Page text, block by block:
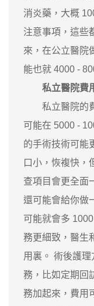
消炎藥，大概
注意事項，這些
來，在公立醫院
能也就 4000 -
私立醫院費
私立醫院的費
可能在 5000 -
的手術技術可能
口小，恢複快，
查項目會更全面
還可能會給你做
可能就會多
務更細致，醫生
用裏。 術後護
務，比如定期回
務加起來，費用